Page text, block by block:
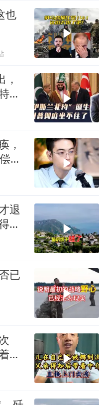
也
，
朗
，
金
退
有
已
中